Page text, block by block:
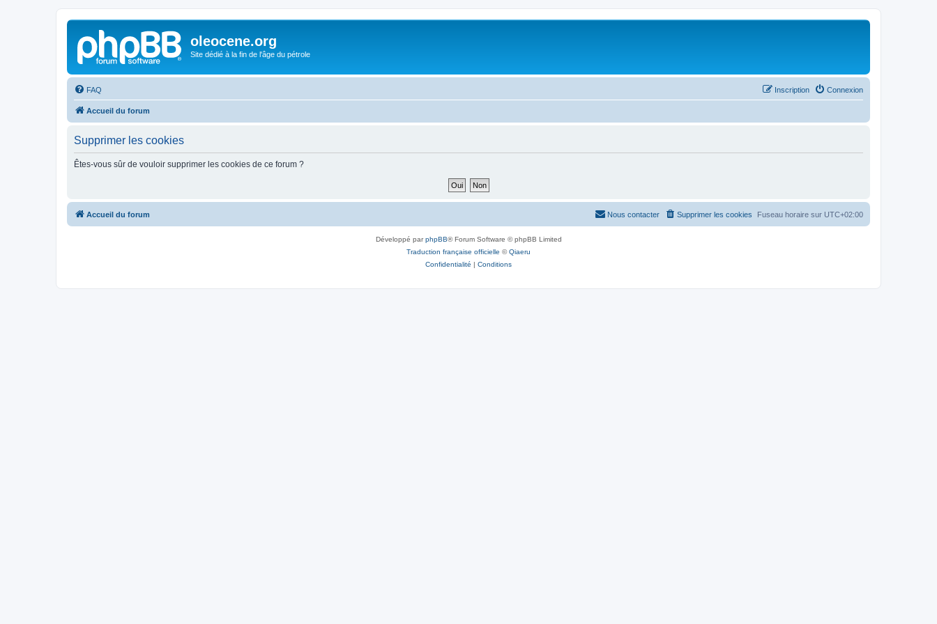
oleocene.org
Site dédié à la fin de l'âge du pétrole
FAQ Connexion
Inscription
Accueil du forum
Supprimer les cookies
Êtes-vous sûr de vouloir supprimer les cookies de ce forum ?
Accueil du forum Fuseau horaire sur UTC+02:00
Supprimer les cookies
Nous contacter
Développé parphpBB® Forum Software © phpBB Limited
Traduction française officielle ©Qiaeru
Confidentialité | Conditions